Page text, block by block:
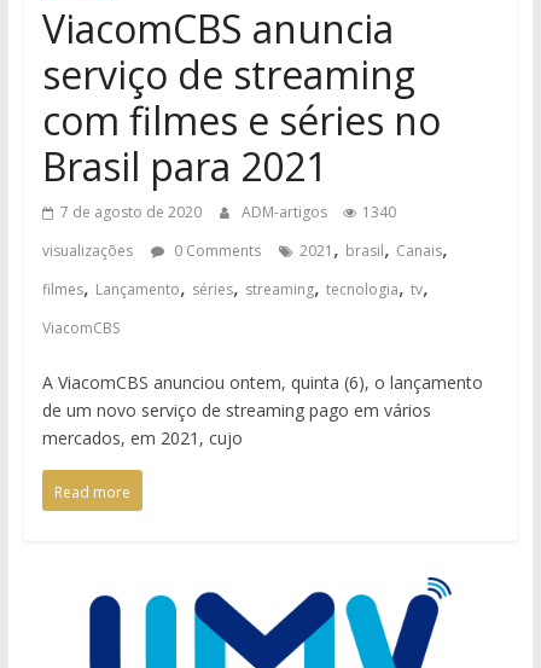
ViacomCBS anuncia
serviço de streaming
com filmes e séries no
Brasil para 2021
7 de agosto de 2020 ADM-artigos
1340
visualizações
0 Comments 2021 , brasil, Canais,
filmes, Lançamento, séries, streaming, tecnologia, tv,
ViacomCBS
A ViacomCBS anunciou ontem, quinta (6), o lançamento
de um novo serviço de streaming pago em vários
mercados, em 2021, cujo
Read more